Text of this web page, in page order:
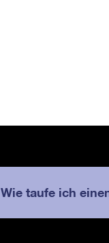
Wie taufe ich